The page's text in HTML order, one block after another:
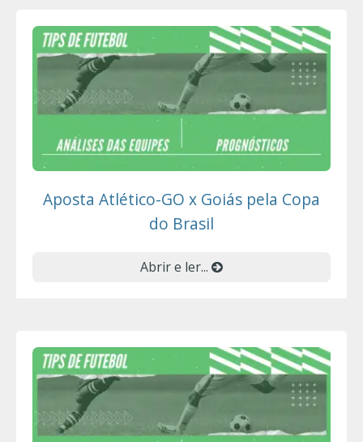
Aposta Atlético-GO x Goiás pela Copa
do Brasil
Abrir e ler...